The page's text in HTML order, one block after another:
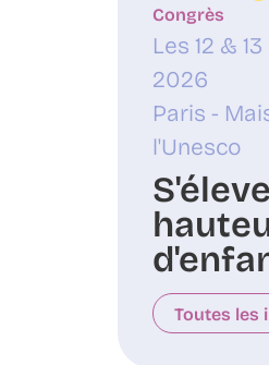
Congrès
Les 12 &
2026
Paris -
l'Unesco
Toutes les